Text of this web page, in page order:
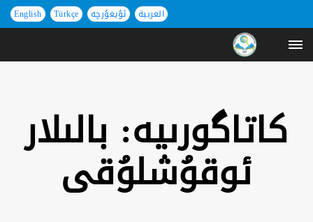
English Türkçe ئۇيغۇرچە العربية
كاتاگورىيە: بالىلار
ئوقۇشلۇقى